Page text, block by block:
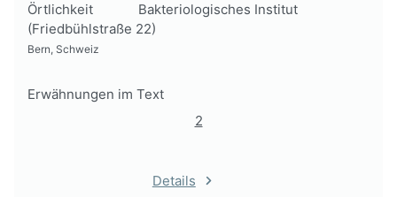
Örtlichkeit
Bakteriologisches Institut
(Friedbühlstraße 22)
Bern, Schweiz
Erwähnungen im Text
2
Details